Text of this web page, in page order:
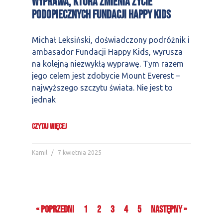
podopiecznych Fundacji Happy Kids
Michał Leksiński, doświadczony podróżnik i
ambasador Fundacji Happy Kids, wyrusza
na kolejną niezwykłą wyprawę. Tym razem
jego celem jest zdobycie Mount Everest –
najwyższego szczytu świata. Nie jest to
jednak
CZYTAJ WIĘCEJ
Kamil 7 kwietnia 2025
« Poprzedni 1 2 3 4 5 Następny »